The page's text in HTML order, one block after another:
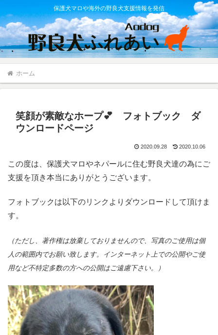
保護犬マロや海外の野良犬支援情報を発信
ホーム
笑顔が素敵なホープ💕 フォトブック ダ
ウンロードページ
2020.09.28 2020.10.06
この度は、保護犬マロやネパールに住む野良犬達の為にご
支援を頂き本当にありがとうございます。
フォトブックは以下のリンクよりダウンロードして頂けま
す。
（ただし、著作権は放棄しておりませんので、写真のご使用は個
人の範囲内でお願い致します。インターネット上での公開やご使
用など不特定多数の方への公開はご遠慮下さい。）